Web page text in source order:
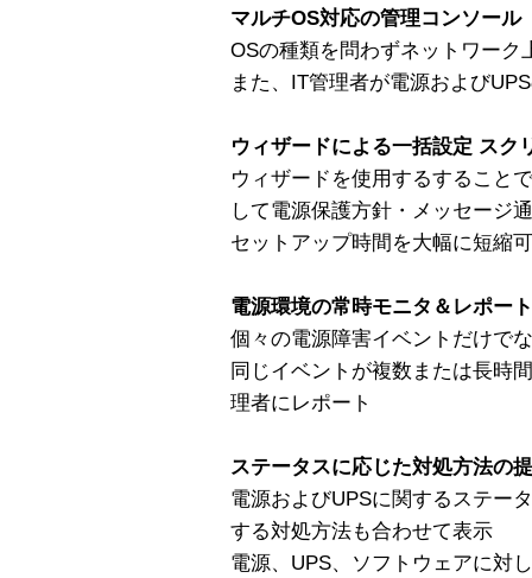
マルチOS対応の管理コンソール
OSの種類を問わずネットワーク
また、IT管理者が電源および
ウィザードによる一括設定 スク
ウィザードを使用するすること
して電源保護方針・メッセージ
セットアップ時間を大幅に短縮
電源環境の常時モニタ＆レポー
個々の電源障害イベントだけで
同じイベントが複数または長時
理者にレポート
ステータスに応じた対処方法の
電源およびUPSに関するステー
する対処方法も合わせて表示
電源、UPS、ソフトウェアに対